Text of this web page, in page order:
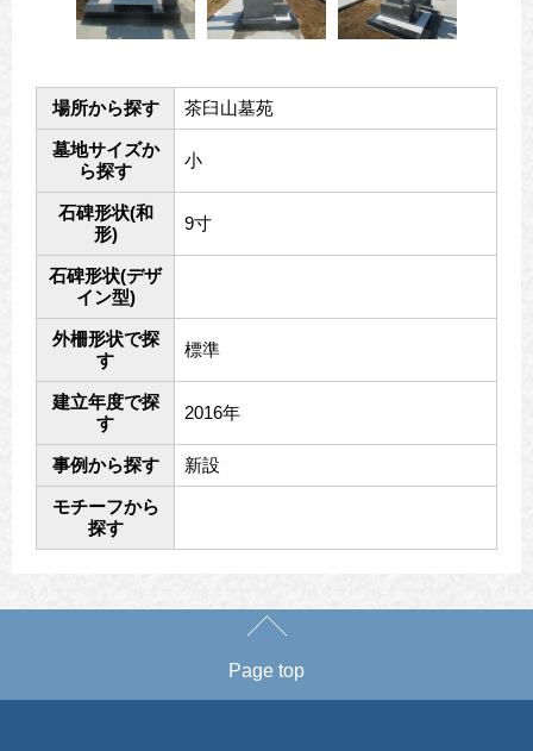
場所から探す 茶臼山墓苑
墓地サイズか
ら探す
小
石碑形状(和
形)
9寸
石碑形状(デザ
イン型)
外柵形状で探
す
標準
建立年度で探
す
2016年
事例から探す 新設
モチーフから
探す
Page top